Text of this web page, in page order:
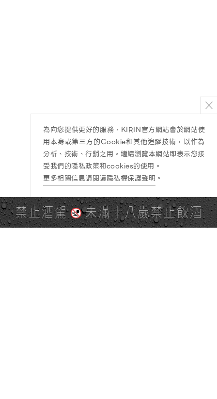
禁止酒駕 未滿十八歲禁止飲酒
為向您提供更好的服務，KIRIN官方網站會於網站使
用本身或第三方的Cookie和其他追蹤技術，以作為
分析、技術、行銷之用。繼續瀏覽本網站即表示您接
受我們的隱私政策和cookies的使用。
更多相關信息請閱讀隱私權保護聲明 。
PAGE TOP